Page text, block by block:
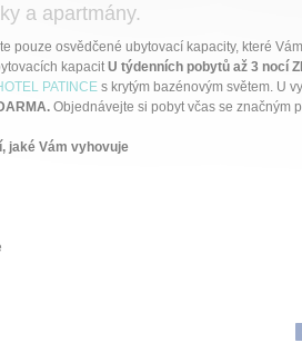
a apartmány.
pouze osvědčené ubytovací kapacity, které
kapacitU týdenních pobytů až 3 nocí
PATINCE s krytým bazénovým světem. U
Objednávejte si pobyt včas se značným
jaké Vám vyhovuje